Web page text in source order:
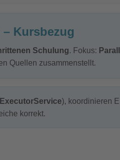
Kursbezug
Schulung. Fokus:
Quellen zusammenstellt.
ExecutorService), koordinieren
korrekt.